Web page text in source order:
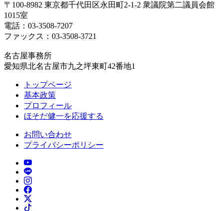
〒100-8982 東京都千代田区永田町2-1-2 衆議院第二議員会館
1015室
電話：03-3508-7207
ファックス：03-3508-3721
名古屋事務所
愛知県北名古屋市九之坪東町42番地1
トップページ
基本政策
プロフィール
ほそだ健一を応援する
お問い合わせ
プライバシーポリシー